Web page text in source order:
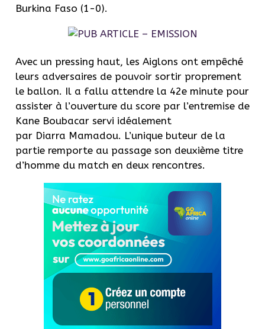
Burkina Faso (1-0).
Avec un pressing haut, les Aiglons ont empêché
leurs adversaires de pouvoir sortir proprement
le ballon. Il a fallu attendre la 42e minute pour
assister à l’ouverture du score par l’entremise de
Kane Boubacar servi idéalement
par Diarra Mamadou. L’unique buteur de la
partie remporte au passage son deuxième titre
d’homme du match en deux rencontres.